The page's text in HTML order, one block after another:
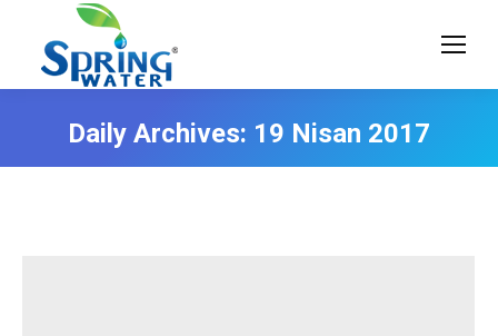
Daily Archives: 19 Nisan 2017